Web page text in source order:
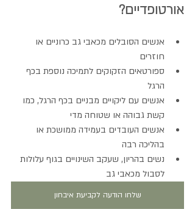
אורטופדיים?
אנשים הסובלים מכאבי גב כרוניים או
חוזרים
ספורטאים הזקוקים לתמיכה נוספת בכף
הרגל
אנשים עם ליקויים מבניים בכף הרגל, כמו
קשת גבוהה או שטוחה מדי
אנשים העובדים בעמידה ממושכת או
בהליכה רבה
נשים בהריון, שעקב השינויים בגוף עלולות
לסבול מכאבי גב
שלחו הודעה לקביעת איבחון